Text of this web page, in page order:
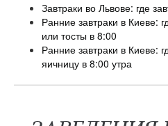
Завтраки во Львове: где
Ранние завтраки в Киеве:
или тосты в 8:00
Ранние завтраки в Киеве:
яичницу в 8:00 утра